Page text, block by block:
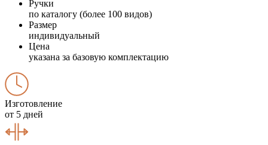
Ручки
по каталогу (более 100 видов)
Размер
индивидуальный
Цена
указана за базовую комплектацию
Изготовление
от 5 дней